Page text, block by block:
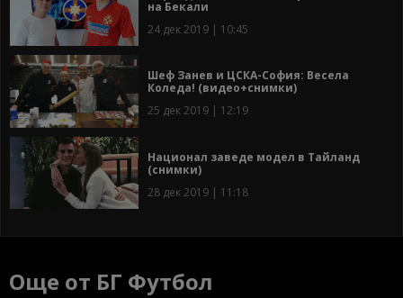
на Бекали
24 дек 2019 | 10:45
Шеф Занев и ЦСКА-София: Весела
Коледа! (видео+снимки)
25 дек 2019 | 12:19
Национал заведе модел в Тайланд
(снимки)
28 дек 2019 | 11:18
Още от БГ Футбол